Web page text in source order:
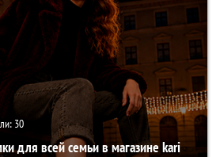
30
для всей семьи в магазине kari